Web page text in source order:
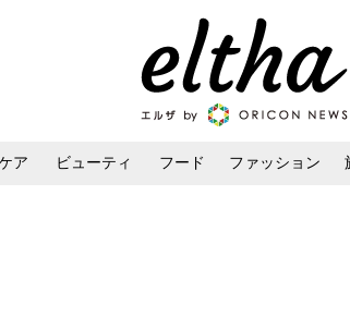
ア ビューティ フード ファッション